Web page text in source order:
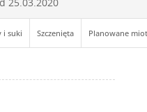
i suki Szczenięta Planowane